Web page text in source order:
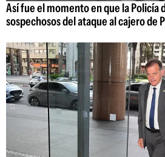
Así fue el momento en que la Policía
sospechosos del ataque al cajero de